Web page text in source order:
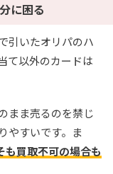
に困る
引いたオリパのハ
て以外のカードは
まま売るのを禁じ
やすいです。ま
買取不可の場合も